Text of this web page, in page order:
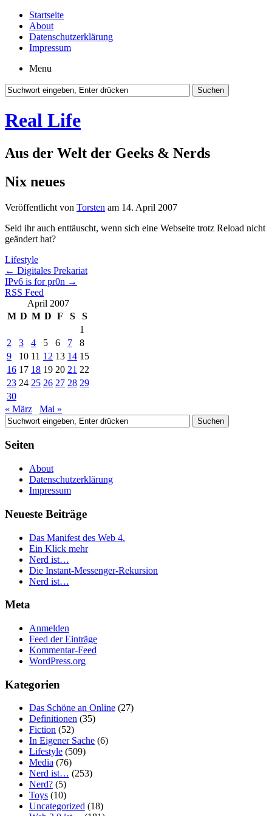
Startseite
About
Datenschutzerklärung
Impressum
Menu
Real Life
Aus der Welt der Geeks & Nerds
Nix neues
Veröffentlicht von Torsten am 14. April 2007
Seid ihr auch enttäuscht, wenn sich eine Webseite trotz Reload nicht
geändert hat?
Lifestyle
← Digitales Prekariat
IPv6 is for pr0n →
RSS Feed
April 2007
M D M D F S
S
1
2
3 4 5 6 7
8
9
10 11 12 13 14 15
16 17 18 19 20 21 22
23 24 25 26 27 28 29
30
« März
Mai »
Seiten
About
Datenschutzerklärung
Impressum
Neueste Beiträge
Das Manifest des Web 4.
Ein Klick mehr
Nerd ist…
Die Instant-Messenger-Rekursion
Nerd ist…
Meta
Anmelden
Feed der Einträge
Kommentar-Feed
WordPress.org
Kategorien
Das Schöne an Online (27)
Definitionen (35)
Fiction (52)
In Eigener Sache (6)
Lifestyle (509)
Media (76)
Nerd ist… (253)
Nerd? (5)
Toys (10)
Uncategorized (18)